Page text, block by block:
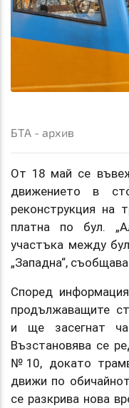
БТА - архив
От 18 май се
движението в
реконструкция на
платна по бул.
участъка между
„Западна“,
Според
продължаващите
и ще засегнат
Възстановява се
№10, докато
движи по
се разкрива нова